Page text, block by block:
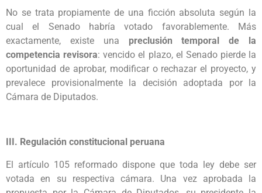
No se trata propiamente de una ficción absoluta según la
cual el Senado habría votado favorablemente. Más
exactamente, existe una preclusión temporal de la
competencia revisora: vencido el plazo, el Senado pierde la
oportunidad de aprobar, modificar o rechazar el proyecto, y
prevalece provisionalmente la decisión adoptada por la
Cámara de Diputados.
III. Regulación constitucional peruana
El artículo 105 reformado dispone que toda ley debe ser
votada en su respectiva cámara. Una vez aprobada la